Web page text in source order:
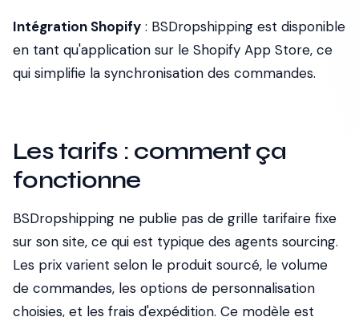
Intégration Shopify : BSDropshipping est disponible
en tant qu'application sur le Shopify App Store, ce
qui simplifie la synchronisation des commandes.
Les tarifs : comment ça
fonctionne
BSDropshipping ne publie pas de grille tarifaire fixe
sur son site, ce qui est typique des agents sourcing.
Les prix varient selon le produit sourcé, le volume
de commandes, les options de personnalisation
choisies, et les frais d'expédition. Ce modèle est